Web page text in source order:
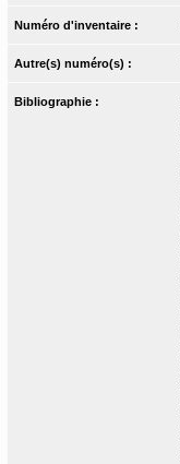
Numéro d'inventaire :
Autre(s) numéro(s) :
Bibliographie :